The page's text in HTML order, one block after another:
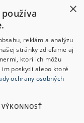
×
reklám a analýzu
stránky zdieľame aj
ktorí ich môžu
poskytli alebo ktoré
ochrany osobných
VÝKONNOSŤ